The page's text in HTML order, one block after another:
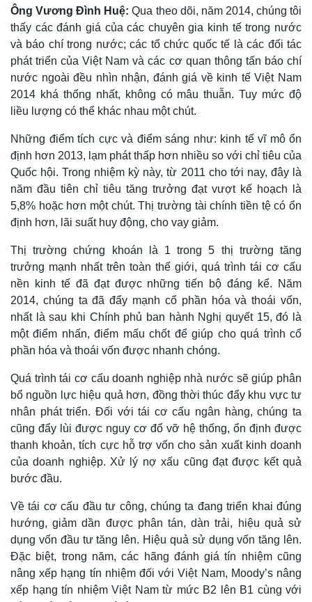
Thế giới
Cuộc sống đó đây
Hồ sơ
Multimedia
Ảnh
E-Magazine
Infographic
Ông Vương Đình Huệ: Qua theo dõi, năm 2014, chúng tôi
thấy các đánh giá của các chuyên gia kinh tế trong nước
và báo chí trong nước; các tổ chức quốc tế là các đối tác
phát triển của Việt Nam và các cơ quan thông tấn báo chí
nước ngoài đều nhìn nhận, đánh giá về kinh tế Việt Nam
2014 khá thống nhất, không có mâu thuẫn. Tuy mức độ
liều lượng có thể khác nhau một chút.
Những điểm tích cực và điểm sáng như: kinh tế vĩ mô ổn
định hơn 2013, lạm phát thấp hơn nhiều so với chỉ tiêu của
Quốc hội. Trong nhiệm kỳ này, từ 2011 cho tới nay, đây là
năm đầu tiên chỉ tiêu tăng trưởng đạt vượt kế hoạch là
5,8% hoặc hơn một chút. Thị trường tài chính tiền tệ có ổn
định hơn, lãi suất huy động, cho vay giảm.
Thị trường chứng khoán là 1 trong 5 thị trường tăng
trưởng mạnh nhất trên toàn thế giới, quá trình tái cơ cấu
nền kinh tế đã đạt được những tiến bộ đáng kể. Năm
2014, chúng ta đã đẩy mạnh cổ phần hóa và thoái vốn,
nhất là sau khi Chính phủ ban hành Nghị quyết 15, đó là
một điểm nhấn, điểm mấu chốt để giúp cho quá trình cổ
phần hóa và thoái vốn được nhanh chóng.
Quá trình tái cơ cấu doanh nghiệp nhà nước sẽ giúp phân
bổ nguồn lực hiệu quả hơn, đồng thời thúc đẩy khu vực tư
nhân phát triển. Đối với tái cơ cấu ngân hàng, chúng ta
cũng đẩy lùi được nguy cơ đổ vỡ hệ thống, ổn định được
thanh khoản, tích cực hỗ trợ vốn cho sản xuất kinh doanh
của doanh nghiệp. Xử lý nợ xấu cũng đạt được kết quả
bước đầu.
Về tái cơ cấu đầu tư công, chúng ta đang triển khai đúng
hướng, giảm dần được phân tán, dàn trải, hiệu quả sử
dụng vốn đầu tư tăng lên. Hiệu quả sử dụng vốn tăng lên.
Đặc biệt, trong năm, các hãng đánh giá tín nhiệm cũng
nâng xếp hạng tín nhiệm đối với Việt Nam, Moody’s nâng
xếp hạng tín nhiệm Việt Nam từ mức B2 lên B1 cùng với